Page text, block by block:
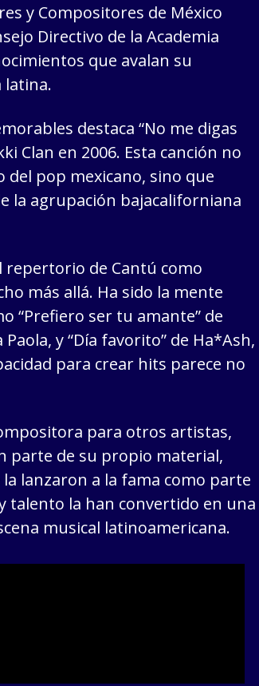
y Compositores de México
Directivo de la Academia
que avalan su
latina.
destaca “No me digas
Clan en 2006. Esta canción no
pop mexicano, sino que
la agrupación bajacaliforniana
repertorio de Cantú como
más allá. Ha sido la mente
“Prefiero ser tu amante” de
Paola, y “Día favorito” de Ha*Ash,
para crear hits parece no
para otros artistas,
parte de su propio material,
lanzaron a la fama como parte
talento la han convertido en una
musical latinoamericana.